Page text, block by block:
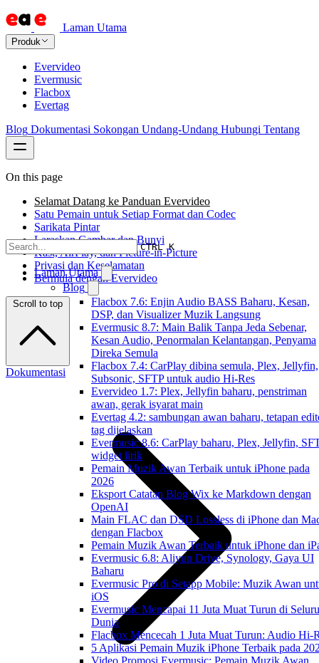
Laman Utama
Produk
Evervideo
Evermusic
Flacbox
Evertag
Blog Dokumentasi Sokongan Undang-Undang Hubungi Tentang
CTRL K
Laman Utama
Blog
Flacbox 7.6: Enjin Audio BASS Baharu, Kesan,
DSP, dan Visualizer Muzik Langsung
Evermusic 8.7: Main Balik Tanpa Jeda Sebenar,
Kesan Audio, Penormalan Kelantangan, Penyama
Direka Semula
Flacbox 7.4: CarPlay dibina semula, Plex, Jellyfin,
Subsonic, SFTP untuk audio Hi-Res
Evervideo 1.7: Plex, Jellyfin baharu, penstriman
awan, gerak isyarat main
Evertag 4.2: sambungan awan baharu, tetapan
tag dijelaskan
Evermusic 8.6: CarPlay baharu, Plex, Jellyfin,
widget lirik
Pemain Muzik Awan Terbaik untuk iPhone pada
2026
Eksport Catatan Blog Wix ke Markdown dengan
OpenAI
Main FLAC dan DSD Lossless di iPhone dan
dengan Flacbox
Pemain Muzik Awan Terbaik untuk iPhone dan
Evermusic 6.8: Aliyun Drive, Synology, Gaya UI
Baharu
Evermusic Pro di Setapp Mobile: Muzik Awan
iOS
Evermusic Mencapai 11 Juta Muat Turun di
Dunia
Flacbox Mencecah 1 Juta Muat Turun: Audio Hi-
5 Aplikasi Pemain Muzik iPhone Terbaik pada
Video Promosi Evermusic: Pemain Muzik Awan
On this page
Selamat Datang ke Panduan Evervideo
Satu Pemain untuk Setiap Format dan Codec
Sarikata Pintar
Laraskan Gambar dan Bunyi
Kast, AirPlay, dan Picture-in-Picture
Privasi dan Keselamatan
Bermula dengan Evervideo
Scroll to top
Dokumentasi